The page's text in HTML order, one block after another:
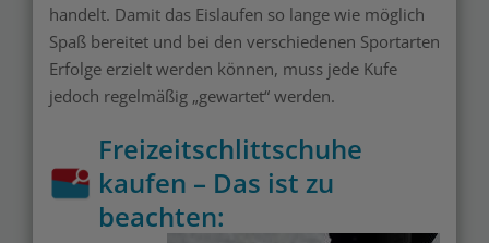
handelt. Damit das Eislaufen so lange wie möglich
Spaß bereitet und bei den verschiedenen Sportarten
Erfolge erzielt werden können, muss jede Kufe
jedoch regelmäßig „gewartet“ werden.
Freizeitschlittschuhe
kaufen – Das ist zu
beachten: